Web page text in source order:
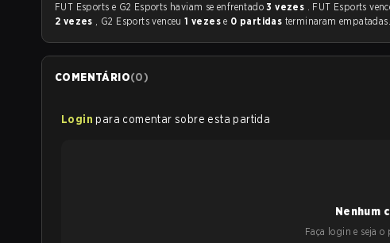
FUT Esports e G2 Esports haviam se enfrentado3 vezes . FUT Esports
2 vezes , G2 Esports venceu1 vezese 0 partidas terminaram empatadas.
COMENTÁRIO(0)
Login para comentar sobre esta partida
Nenhum
Faça login e seja